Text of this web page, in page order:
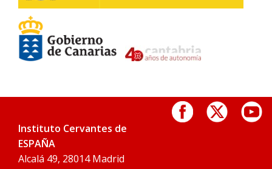
Instituto Cervantes de
ESPAÑA
Alcalá 49, 28014 Madrid